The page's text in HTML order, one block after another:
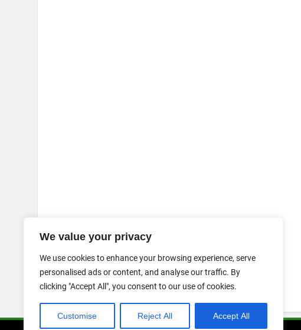
We value your privacy
We use cookies to enhance your browsing experience, serve
personalised ads or content, and analyse our traffic. By
clicking "Accept All", you consent to our use of cookies.
Customise Reject All Accept All